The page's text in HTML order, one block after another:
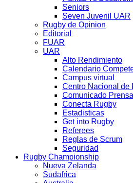
Seniors
Seven Juvenil UAR
Rugby de Opinion
Editorial
FUAR
UAR
Alto Rendimiento
Calendario
Campus virtual
Centro Nacional de
Comunicado Prensa
Conecta Rugby
Estadisticas
Get into Rugby
Referees
Reglas de Scrum
Seguridad
Rugby Championship
Nueva Zelanda
Sudafrica